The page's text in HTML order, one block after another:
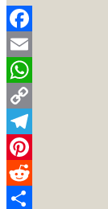
Facebook
Email
WhatsApp
Copy
Link
Telegram
Pinterest
Reddit